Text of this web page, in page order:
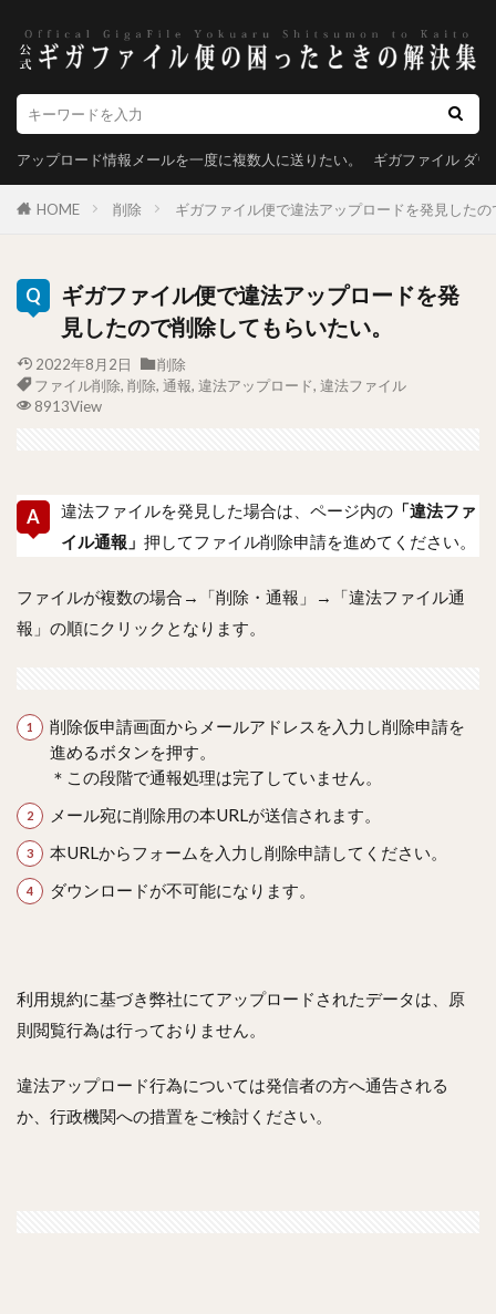
アップロード情報メールを一度に複数人に送りたい。 ギガファイル ダ
HOME 削除 ギガファイル便で違法アップロードを発見した
ギガファイル便で違法アップロードを発
見したので削除してもらいたい。
2022年8月2日
削除
ファイル削除, 削除, 通報, 違法アップロード, 違法ファイル
8913View
違法ファイルを発見した場合は、ページ内の 「違法ファ
イル通報」 押してファイル削除申請を進めてください。
ファイルが複数の場合→「削除・通報」→「違法ファイル通
報」の順にクリックとなります。
削除仮申請画面からメールアドレスを入力し削除申請を
進めるボタンを押す。
＊この段階で通報処理は完了していません。
メール宛に削除用の本URLが送信されます。
本URLからフォームを入力し削除申請してください。
ダウンロードが不可能になります。
利用規約に基づき弊社にてアップロードされたデータは、原
則閲覧行為は行っておりません。
違法アップロード行為については発信者の方へ通告される
か、行政機関への措置をご検討ください。